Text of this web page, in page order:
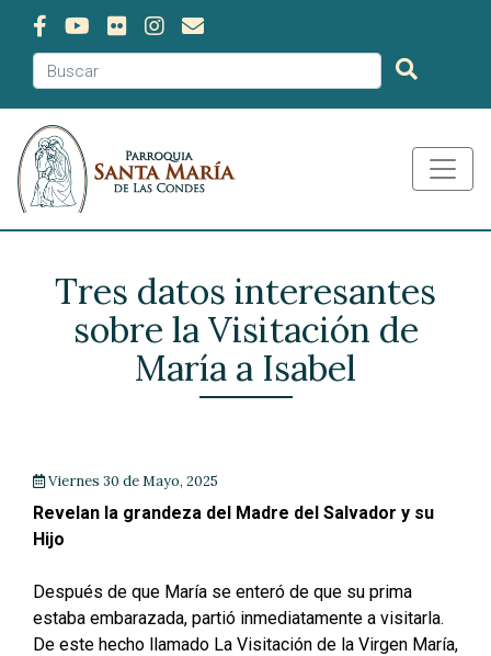
Tres datos interesantes
sobre la Visitación de
María a Isabel
Viernes 30 de Mayo, 2025
Revelan la grandeza del Madre del Salvador y su
Hijo
Después de que María se enteró de que su prima
estaba embarazada, partió inmediatamente a visitarla.
De este hecho llamado La Visitación de la Virgen María,